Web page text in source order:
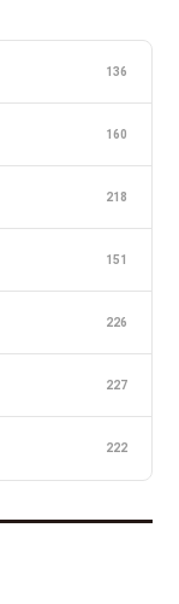
136
160
218
151
226
227
222